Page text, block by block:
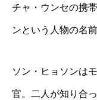
チャ・ウンセの携
ンという人物の名
ソン・ヒョソンは
官。二人が知り合